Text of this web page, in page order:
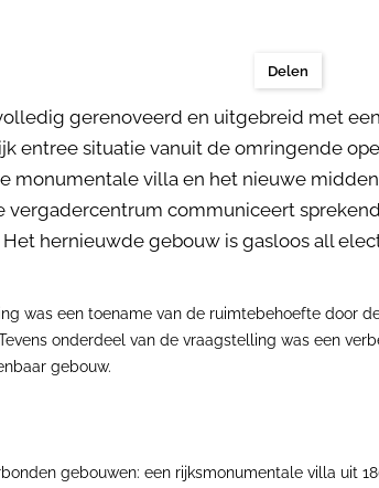
Delen
gerenoveerd en uitgebreid met
entree situatie vanuit de omringende
monumentale villa en het nieuwe
communiceert
hernieuwde gebouw is gasloos all
was een toename van de ruimtebehoefte door
onderdeel van de vraagstelling was een
gebouw.
gebouwen: een rijksmonumentale villa uit